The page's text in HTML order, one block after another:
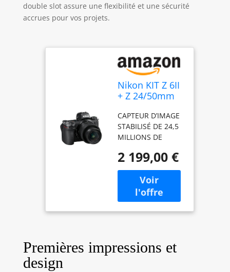
double slot assure une flexibilité et une sécurité
accrues pour vos projets.
Nikon KIT Z 6II
+ Z 24/50mm
Appareil Photo
Numérique
Hybride Plein
MP, 4K/30p,
Rafale 14 i/s en
RAW,
stabilisation du
capteur sur 5
Axes, Double
CAPTEUR D’IMAGE
STABILISÉ DE 24,5
MILLIONS DE
FX . Capteur plein
format rétro-
éclairé et stabilisé
sur 5 axes DES
PERFORMANCES
DE HAUT VOL.
ips en RAW.
Photographiez
2 199,00 €
Premières impressions et
design